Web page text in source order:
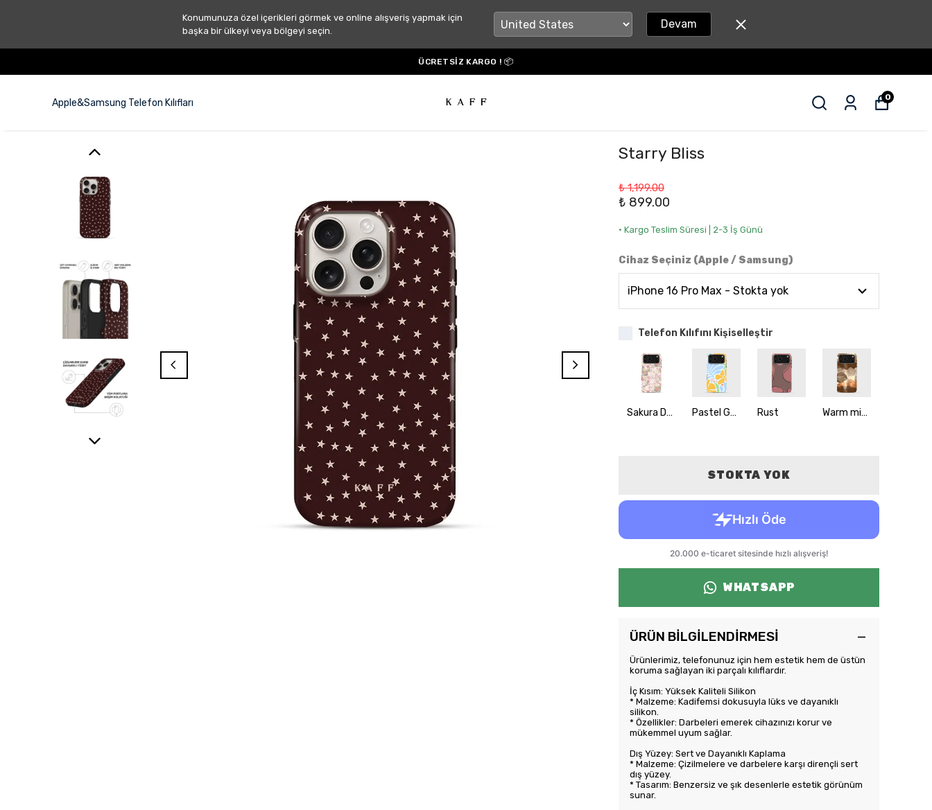
Konumunuza özel içerikleri görmek ve online alışveriş yapmak için
başka bir ülkeyi veya bölgeyi seçin.
Devam
ÜCRETSİZ KARGO ! 📦
Apple&Samsung Telefon Kılıfları 0
Starry Bliss
₺ 1,199.00
₺ 899.00
• Kargo Teslim Süresi | 2-3 İş Günü
Cihaz Seçiniz (Apple / Samsung)
Telefon Kılıfını Kişiselleştir
Blue Nova Cryella Sakura Dream Pastel Garden Rust Warm minimalism
STOKTA YOK
WHATSAPP
ÜRÜN BİLGİLENDİRMESİ
Ürünlerimiz, telefonunuz için hem estetik hem de üstün
koruma sağlayan iki parçalı kılıflardır.
İç Kısım: Yüksek Kaliteli Silikon
* Malzeme: Kadifemsi dokusuyla lüks ve dayanıklı
silikon.
* Özellikler: Darbeleri emerek cihazınızı korur ve
mükemmel uyum sağlar.
Dış Yüzey: Sert ve Dayanıklı Kaplama
* Malzeme: Çizilmelere ve darbelere karşı dirençli sert
dış yüzey.
* Tasarım: Benzersiz ve şık desenlerle estetik görünüm
sunar.